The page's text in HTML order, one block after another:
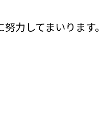
力してまいります。